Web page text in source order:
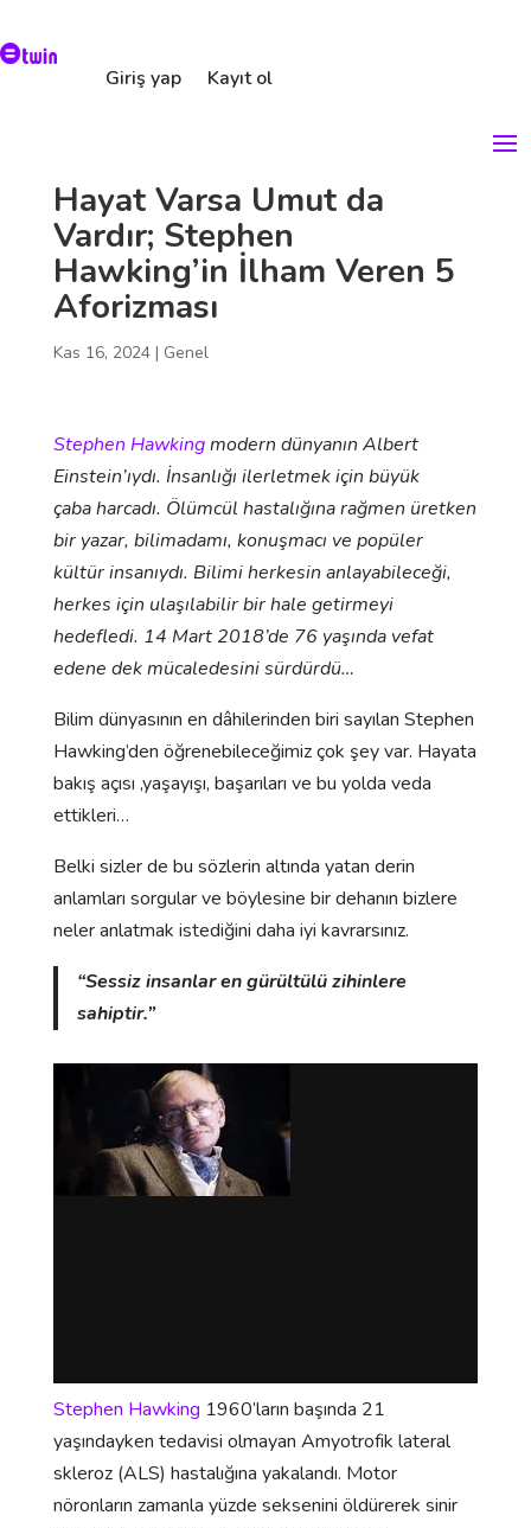
Giriş yap Kayıt ol
Hayat Varsa Umut da
Vardır; Stephen
Hawking’in İlham Veren 5
Aforizması
Kas 16, 2024| Genel
Stephen Hawkingmodern dünyanın Albert
Einstein’ıydı. İnsanlığı ilerletmek için büyük
çaba harcadı. Ölümcül hastalığına rağmen üretken
bir yazar, bilimadamı, konuşmacı ve popüler
kültür insanıydı. Bilimi herkesin anlayabileceği,
herkes için ulaşılabilir bir hale getirmeyi
hedefledi. 14 Mart 2018’de 76 yaşında vefat
edene dek mücaledesini sürdürdü…
Bilim dünyasının en dâhilerinden biri sayılan Stephen
Hawking’den öğrenebileceğimiz çok şey var. Hayata
bakış açısı ,yaşayışı, başarıları ve bu yolda veda
ettikleri…
Belki sizler de bu sözlerin altında yatan derin
anlamları sorgular ve böylesine bir dehanın bizlere
neler anlatmak istediğini daha iyi kavrarsınız.
“Sessiz insanlar en gürültülü zihinlere
sahiptir.”
Stephen Hawking 1960’ların başında 21
yaşındayken tedavisi olmayan Amyotrofik lateral
skleroz (ALS) hastalığına yakalandı. Motor
nöronların zamanla yüzde seksenini öldürerek sinir